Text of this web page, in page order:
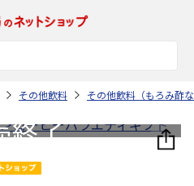
その他飲料 その他飲料（もろみ酢